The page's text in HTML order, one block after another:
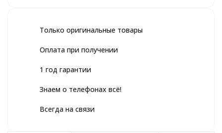
Только оригинальные товары
Оплата при получении
1 год гарантии
Знаем о телефонах всё!
Всегда на связи